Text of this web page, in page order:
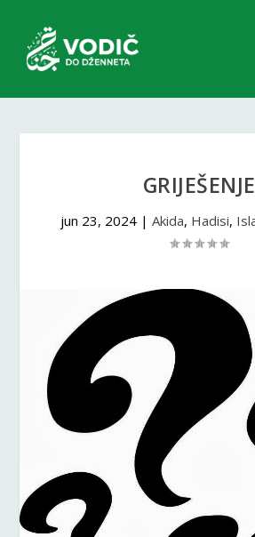
GRIJEŠENJE
jun 23, 2024| Akida, Hadisi,